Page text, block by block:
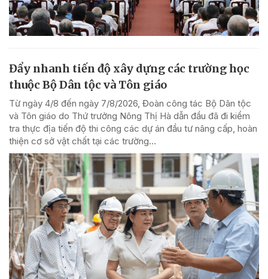
Đẩy nhanh tiến độ xây dựng các trường học
thuộc Bộ Dân tộc và Tôn giáo
Từ ngày 4/8 đến ngày 7/8/2026, Đoàn công tác Bộ Dân tộc
và Tôn giáo do Thứ trưởng Nông Thị Hà dẫn đầu đã đi kiểm
tra thực địa tiến độ thi công các dự án đầu tư nâng cấp, hoàn
thiện cơ sở vật chất tại các trường...